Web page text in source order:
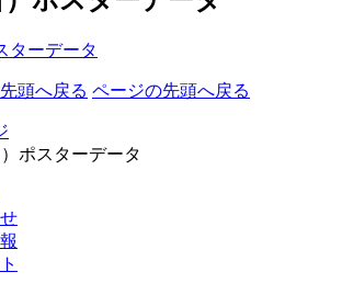
ターデータ
頭へ戻る ページの先頭へ戻る
ポスターデータ